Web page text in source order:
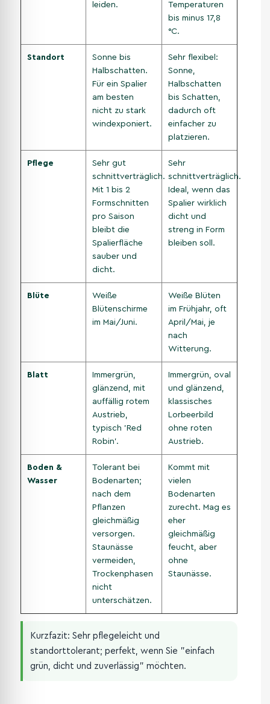
leiden.
Temperaturen
bis minus 17,8
°C.
Standort
Sonne bis
Halbschatten.
Für ein Spalier
am besten
nicht zu stark
windexponiert.
Sehr flexibel:
Sonne,
Halbschatten
bis Schatten,
dadurch oft
einfacher zu
platzieren.
Pflege
Sehr gut
schnittverträglich.
Mit 1 bis 2
Formschnitten
pro Saison
bleibt die
Spalierfläche
sauber und
dicht.
Sehr
schnittverträglich.
Ideal, wenn das
Spalier wirklich
dicht und
streng in Form
bleiben soll.
Blüte
Weiße
Blütenschirme
im Mai/Juni.
Weiße Blüten
im Frühjahr, oft
April/Mai, je
nach
Witterung.
Blatt
Immergrün,
glänzend, mit
auffällig rotem
Austrieb,
typisch 'Red
Robin'.
Immergrün, oval
und glänzend,
klassisches
Lorbeerbild
ohne roten
Austrieb.
Boden &
Wasser
Tolerant bei
Bodenarten;
nach dem
Pflanzen
gleichmäßig
versorgen.
Staunässe
vermeiden,
Trockenphasen
nicht
unterschätzen.
Kommt mit
vielen
Bodenarten
zurecht. Mag es
eher
gleichmäßig
feucht, aber
ohne
Staunässe.
Kurzfazit: Sehr pflegeleicht und
standorttolerant; perfekt, wenn Sie "einfach
grün, dicht und zuverlässig" möchten.